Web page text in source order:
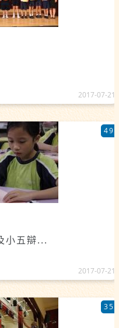
2017-07-21
小五辯...
49
2017-07-21
35